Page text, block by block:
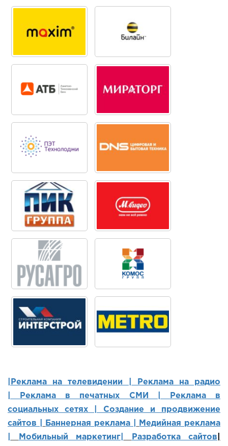
|Реклама на телевидении |
Реклама на радио
Реклама в печатных СМИ |
Реклама в
социальных сетях | Создание и продвижение
сайтов
Баннерная реклама |
Медийная реклама
Мобильный маркетинг Разработка сайтов